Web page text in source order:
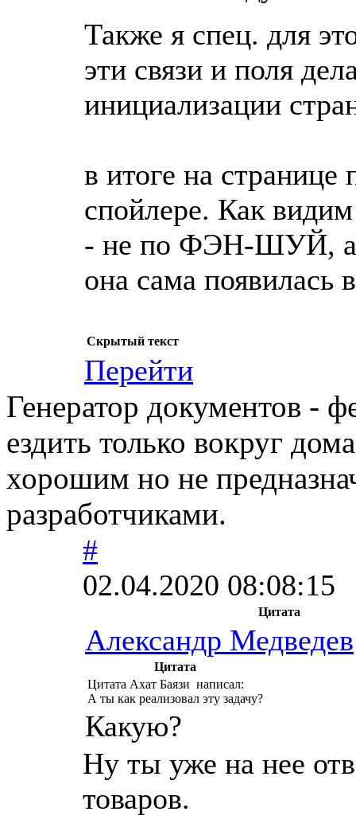
Также я спец. для
эти связи и поля
инициализации
в итоге на странице
спойлере. Как видим
- не по ФЭН-ШУЙ, а
она сама
Скрытый текст
Перейти
Генератор документов -
ездить только вокруг
хорошим но не
разработчиками.
#
02.04.2020 08:08:15
Цитата
Александр Медведев
Цитата
Цитата Ахат Баязи написал:
А ты как реализовал эту задачу?
Какую?
Ну ты уже на нее
товаров.